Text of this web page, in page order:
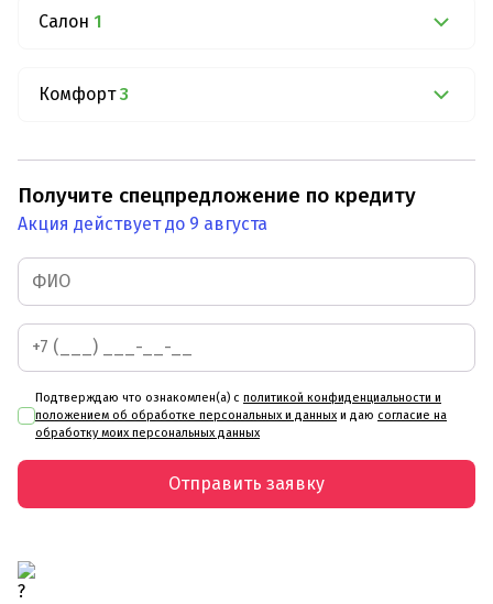
Салон 1
Комфорт 3
Получите спецпредложение по кредиту
Акция действует до 9 августа
Подтверждаю что ознакомлен(а) с политикой конфиденциальности и
положением об обработке персональных и данных и даю согласие на
обработку моих персональных данных
Отправить заявку